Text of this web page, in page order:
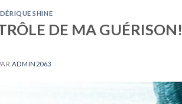
SHINE
DE MA GUÉRISON!
ADMIN2063